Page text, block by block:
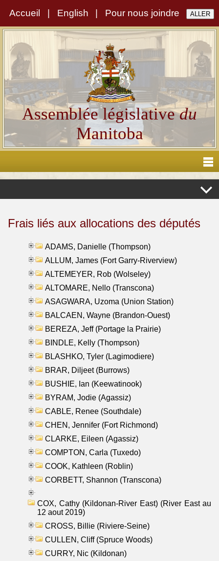
Accueil English Pour nous joindre
Assemblée législativedu
Manitoba
Frais liés aux allocations des députés
ADAMS, Danielle (Thompson)
ALLUM, James (Fort Garry-Riverview)
ALTEMEYER, Rob (Wolseley)
ALTOMARE, Nello (Transcona)
ASAGWARA, Uzoma (Union Station)
BALCAEN, Wayne (Brandon-Ouest)
BEREZA, Jeff (Portage la Prairie)
BINDLE, Kelly (Thompson)
BLASHKO, Tyler (Lagimodiere)
BRAR, Diljeet (Burrows)
BUSHIE, Ian (Keewatinook)
BYRAM, Jodie (Agassiz)
CABLE, Renee (Southdale)
CHEN, Jennifer (Fort Richmond)
CLARKE, Eileen (Agassiz)
COMPTON, Carla (Tuxedo)
COOK, Kathleen (Roblin)
CORBETT, Shannon (Transcona)
COX, Cathy (Kildonan-River East) (River East au
12 aout 2019)
CROSS, Billie (Riviere-Seine)
CULLEN, Cliff (Spruce Woods)
CURRY, Nic (Kildonan)